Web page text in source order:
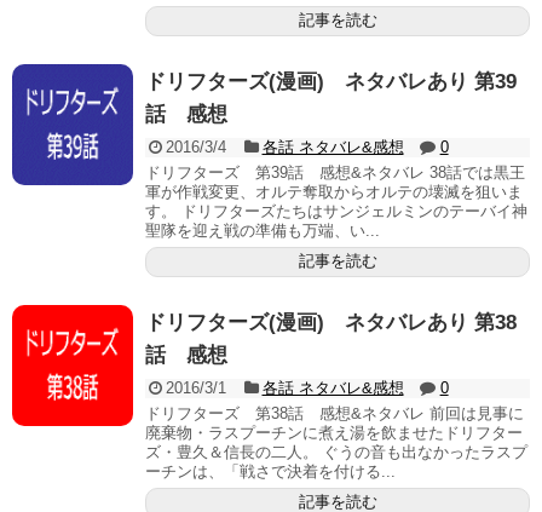
記事を読む
ドリフターズ(漫画) ネタバレあり 第39
話 感想
2016/3/4 各話 ネタバレ&感想
0
ドリフターズ 第39話 感想&ネタバレ 38話では黒王
軍が作戦変更、オルテ奪取からオルテの壊滅を狙いま
す。 ドリフターズたちはサンジェルミンのテーバイ神
聖隊を迎え戦の準備も万端、い...
記事を読む
ドリフターズ(漫画) ネタバレあり 第38
話 感想
2016/3/1 各話 ネタバレ&感想
0
ドリフターズ 第38話 感想&ネタバレ 前回は見事に
廃棄物・ラスプーチンに煮え湯を飲ませたドリフター
ズ・豊久＆信長の二人。 ぐうの音も出なかったラスプ
ーチンは、「戦さで決着を付ける...
記事を読む